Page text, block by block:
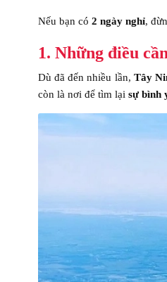
Nếu bạn có 2 ngày nghỉ,
1. Những điều
Dù đã đến nhiều lần, Tây
còn là nơi để tìm lại sự bình